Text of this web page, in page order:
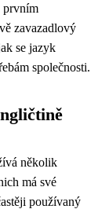
prvním
zavazadlový
se jazyk
společnosti.
několik
má své
používaný